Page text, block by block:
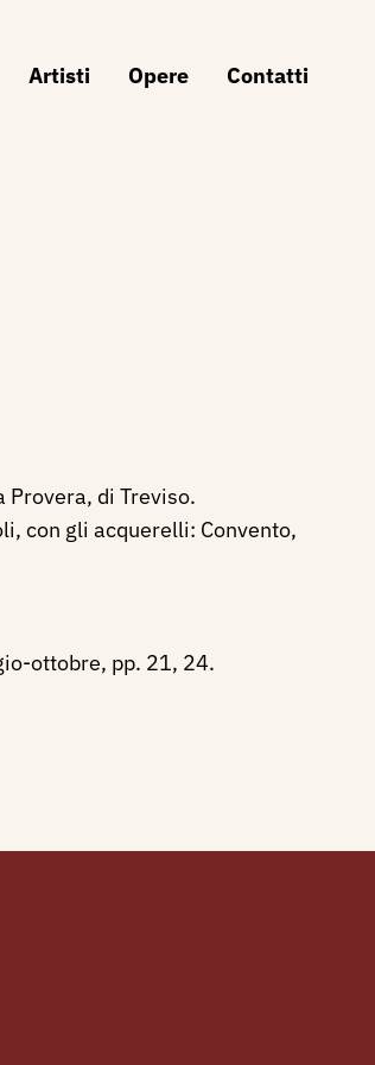
Artisti Opere Contatti
Provera, di Treviso.
con gli acquerelli: Convento,
ottobre, pp. 21, 24.